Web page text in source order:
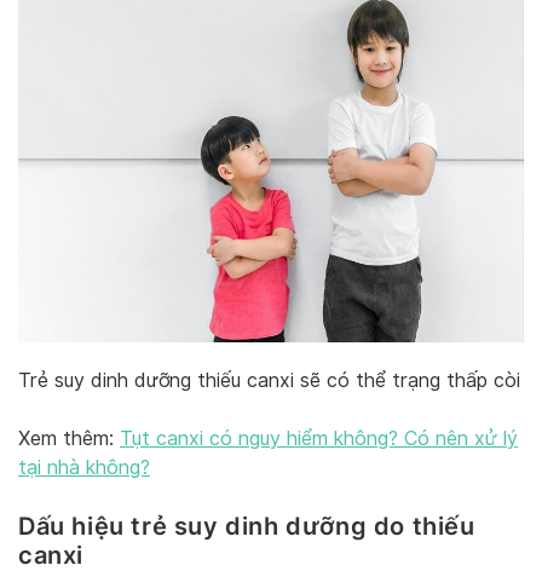
Trẻ suy dinh dưỡng thiếu canxi sẽ có thể trạng thấp còi
Xem thêm: Tụt canxi có nguy hiểm không? Có nên xử lý
tại nhà không?
Dấu hiệu trẻ suy dinh dưỡng do thiếu
canxi